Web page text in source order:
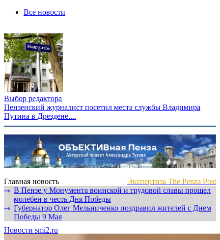
Все новости
Выбор редактора
Пензенский журналист посетил места службы Владимира
Путина в Дрездене....
Главная новость
Экспертиза The Penza Post
⇾ В Пензе у Монумента воинской и трудовой славы прошел
молебен в честь Дня Победы
⇾ Губернатор Олег Мельниченко поздравил жителей с Днем
Победы 9 Мая
Новости smi2.ru